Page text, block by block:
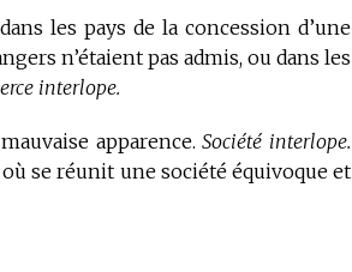
les pays de la concession d’une
n’étaient pas admis, ou dans les
interlope.
apparence.Société interlope.
se réunit une société équivoque et